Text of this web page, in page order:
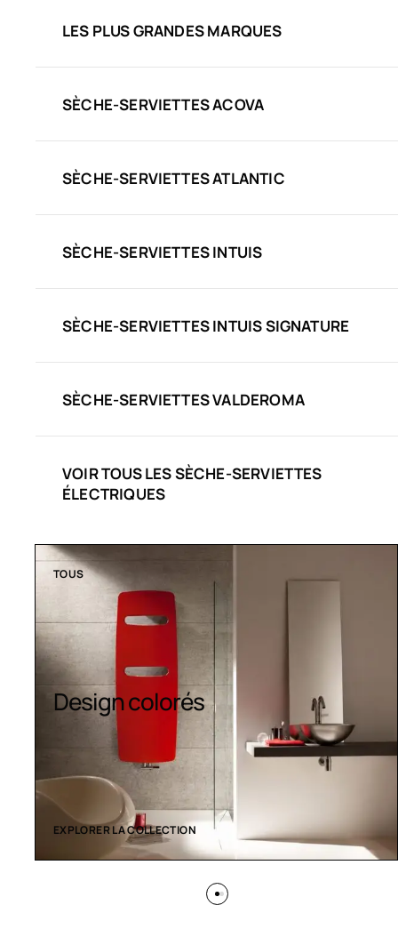
LES PLUS GRANDES MARQUES
SÈCHE-SERVIETTES ACOVA
SÈCHE-SERVIETTES ATLANTIC
SÈCHE-SERVIETTES INTUIS
SÈCHE-SERVIETTES INTUIS SIGNATURE
SÈCHE-SERVIETTES VALDEROMA
VOIR TOUS LES SÈCHE-SERVIETTES
ÉLECTRIQUES
TOUS
Sèche-serviettes
contemporains
EXPLORER LA COLLECTION